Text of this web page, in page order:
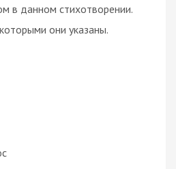
в данном стихотворении.
они указаны.